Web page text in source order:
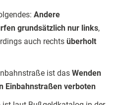
Andere
grundsätzlich nur links,
auch rechts überholt
ist das Wenden
Einbahnstraßen verboten